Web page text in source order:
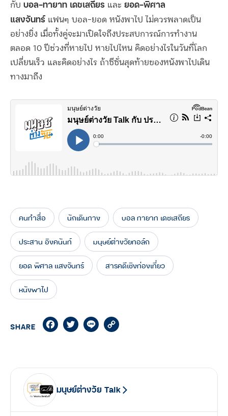
กับ บอล-ทายาท เดชเสถียร และ ยอด-พิศาล
แสงจันทร์ แฟนๆ บอล-ยอด หนังพาไป ไม่ควรพลาดเป็น
อย่างยิ่ง เมื่อทั้งคู่จะมาเปิดใจถึงประสบการณ์การทำงาน
ตลอด 10 ปีช่วงที่หายไป หายไปไหน คิดอย่างไรในวันที่โลก
เปลี่ยนเร็ว และคิดอย่างไร ถ้าซีซั่นสุดท้ายของหนังพาไปเดิน
ทางมาถึง
คนทำสื่อ นักเดินทาง บอล ทายาท เดชเสถียร
ประสาน อิงคนันท์ มนุษย์ต่างวัยทอล์ก
ยอด พิศาล แสงจันทร์ สารคดีเชิงท่องเที่ยว
หนังพาไป
SHARE FacebookTwitterLine
มนุษย์ต่างวัย Talk